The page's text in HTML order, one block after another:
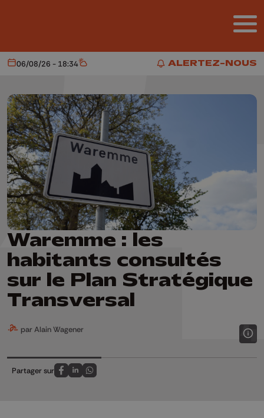
ALERTEZ-NOUS
ALERTEZ-NOUS
Aujourd'hui
06/08/26 - 18:34 Météo
Waremme : les
habitants consultés
sur le Plan Stratégique
Transversal
par Alain Wagener
Partager sur
Partagez sur FaceBook
Partagez sur LinkedIn
Partagez sur Whatsapp